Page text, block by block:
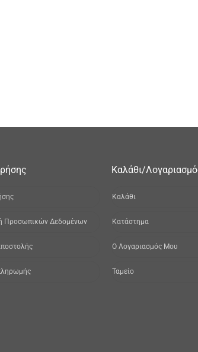
Προσωπικών Δεδομένων
Καλάθι/
Καλάθι
Κατάστημα
Ο Λογαριασμός Μου
Ταμείο